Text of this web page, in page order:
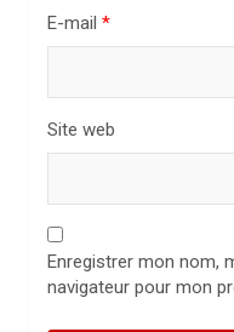
E-mail *
Site web
Enregistrer mon nom,
navigateur pour mon